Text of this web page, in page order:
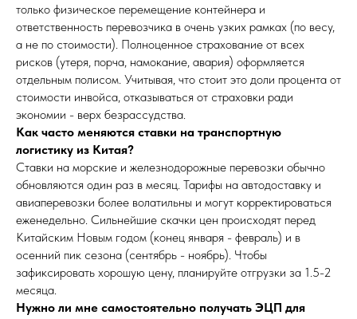
только физическое перемещение контейнера и
ответственность перевозчика в очень узких рамках (по весу,
а не по стоимости). Полноценное страхование от всех
рисков (утеря, порча, намокание, авария) оформляется
отдельным полисом. Учитывая, что стоит это доли процента от
стоимости инвойса, отказываться от страховки ради
экономии - верх безрассудства.
Как часто меняются ставки на транспортную
логистику из Китая?
Ставки на морские и железнодорожные перевозки обычно
обновляются один раз в месяц. Тарифы на автодоставку и
авиаперевозки более волатильны и могут корректироваться
еженедельно. Сильнейшие скачки цен происходят перед
Китайским Новым годом (конец января - февраль) и в
осенний пик сезона (сентябрь - ноябрь). Чтобы
зафиксировать хорошую цену, планируйте отгрузки за 1.5-2
месяца.
Нужно ли мне самостоятельно получать ЭЦП для